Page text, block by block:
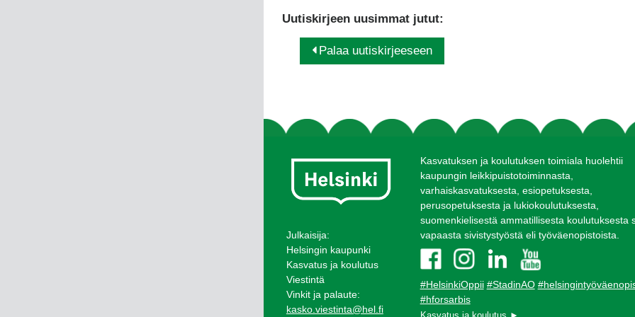
Uutiskirjeen uusimmat jutut:
Palaa uutiskirjeeseen
Julkaisija:
Helsingin kaupunki
Kasvatus ja koulutus
Viestintä
Vinkit ja palaute:
kasko.viestinta@hel.fi
Kasvatuksen ja koulutuksen toimiala huolehtii
kaupungin leikkipuistotoiminnasta,
varhaiskasvatuksesta, esiopetuksesta,
perusopetuksesta ja lukiokoulutuksesta,
suomenkielisestä ammatillisesta koulutuksesta
vapaasta sivistystyöstä eli työväenopistoista.
#HelsinkiOppii #StadinAO
#hforsarbis